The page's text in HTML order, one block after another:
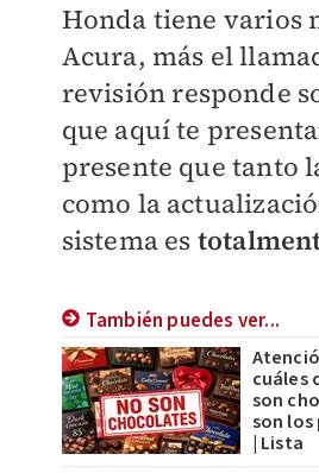
Honda tiene varios
Acura, más el
revisión responde
que aquí te
presente que tanto
como la
sistema es
También puedes ver...
cuáles
son
son los
| Lista